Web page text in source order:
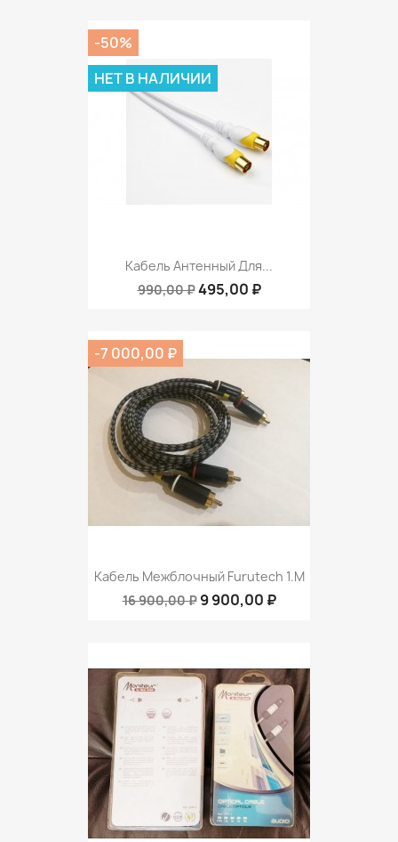
Кабель Антенный Для...
990,00 ₽495,00 ₽
-50%
НЕТ В НАЛИЧИИ
Кабель Межблочный Furutech 1.m
16 900,00 ₽ 9 900,00 ₽
-7 000,00 ₽